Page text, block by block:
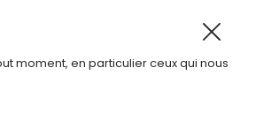
été. Horaires d’ouverture :
moment, en particulier ceux qui nous